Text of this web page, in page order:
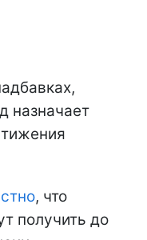
назначает
, что
получить до